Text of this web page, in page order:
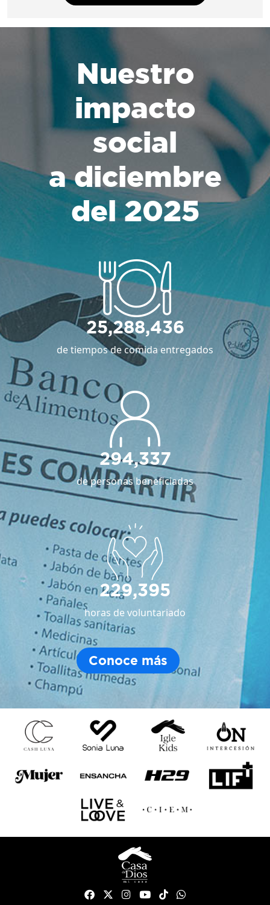
Nuestro
impacto
social
a diciembre
del 2025
25,288,436
de tiempos de comida entregados
294,337
de personas beneficiadas
229,395
horas de voluntariado
Conoce más